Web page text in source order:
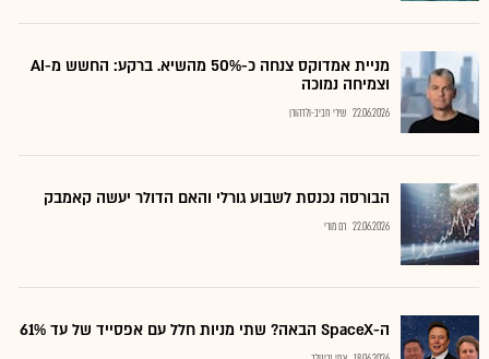
מניית אמדוקס צנחה כ-50% מהשיא. ברקע: החשש מ-AI
וצמיחה נמוכה
22.06.2026 שירי חביב-ולדהורן
הבורסה נכנסת לשבוע גורלי והאם הדולר יעשה קאמבק
22.06.2026 רם מורי
ה-SpaceX הבאה? שתי מניות חלל עם אפסייד של עד 61%